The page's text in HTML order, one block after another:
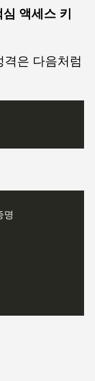
액세스 키
격은 다음처럼